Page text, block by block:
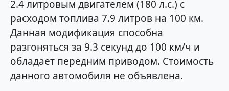
2.4 литровым двигателем (180 л.с.) с
расходом топлива 7.9 литров на 100 км.
Данная модификация способна
разгоняться за 9.3 секунд до 100 км/ч и
обладает передним приводом. Стоимость
данного автомобиля не объявлена.